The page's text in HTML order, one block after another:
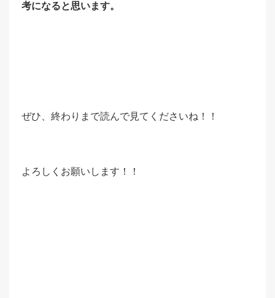
考になると思います。
ぜひ、終わりまで読んで見てくださいね！！
よろしくお願いします！！